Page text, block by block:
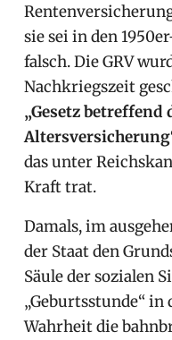
sie sei in den
falsch. Die GRV
Nachkriegszeit
„Gesetz
das unter
Kraft trat.
Damals, im
der Staat den
Säule der sozialen
„Geburtsstunde“ in
Wahrheit die